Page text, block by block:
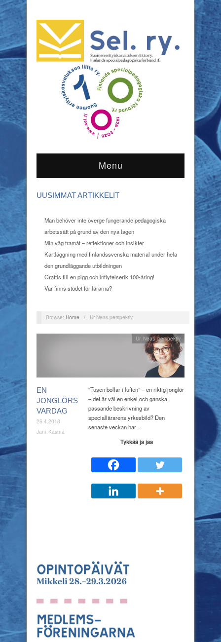
Menu
UUSIMMAT ARTIKKELIT
Man behöver inte överge fungerande pedagogiska
arbetssätt på grund av den nya lagen
Min väg framåt – reflektioner och insikter
Kartläggning med finlandssvenska material under hela
den grundläggande utbildningen
Grattis till en pigg och inflytelserik 100-åring!
Var finns stödet för lärarna?
Browse: Home / Ur Neas perspektiv
EN
JONGLÖRS
VARDAG
26.4.2018
Jani Käsmä
Ur Neas perspektiv
“Tusen bollar i luften” – en riktig jonglör
– det är väl en enkel och ganska
passande beskrivning av
speciallärarens yrkesbild? Den
senaste veckan har…
Tykkää ja jaa